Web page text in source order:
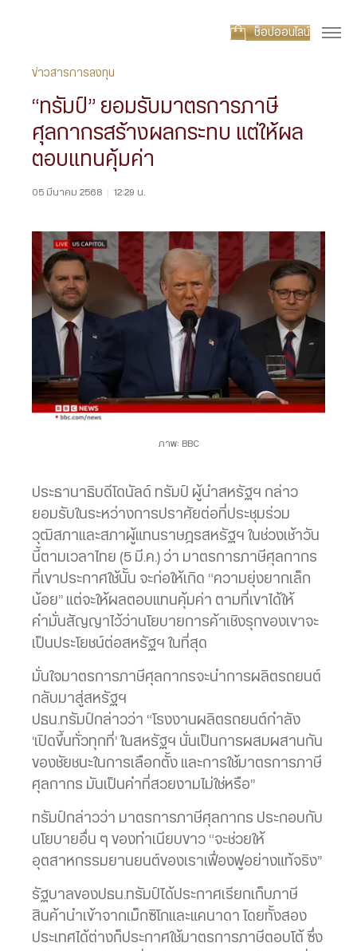
ช็อปออนไลน์
ข่าวสารการลงทุน
“ทรัมป์” ยอมรับมาตรการภาษี
ศุลกากรสร้างผลกระทบ แต่ให้ผล
ตอบแทนคุ้มค่า
05 มีนาคม 2568 | 12:29 น.
ภาพ: BBC
ประธานาธิบดีโดนัลด์ ทรัมป์ ผู้นำสหรัฐฯ กล่าว
ยอมรับในระหว่างการปราศัยต่อที่ประชุมร่วม
วุฒิสภาและสภาผู้แทนราษฎรสหรัฐฯ ในช่วงเช้าวัน
นี้ตามเวลาไทย (5 มี.ค.) ว่า มาตรการภาษีศุลกากร
ที่เขาประกาศใช้นั้น จะก่อให้เกิด “ความยุ่งยากเล็ก
น้อย” แต่จะให้ผลตอบแทนคุ้มค่า ตามที่เขาได้ให้
คำมั่นสัญญาไว้ว่านโยบายการค้าเชิงรุกของเขาจะ
เป็นประโยชน์ต่อสหรัฐฯ ในที่สุด
มั่นใจมาตรการภาษีศุลกากรจะนำการผลิตรถยนต์
กลับมาสู่สหรัฐฯ
ปธน.ทรัมป์กล่าวว่า “โรงงานผลิตรถยนต์กำลัง
‘เปิดขึ้นทั่วทุกที่’ ในสหรัฐฯ นั่นเป็นการผสมผสานกัน
ของชัยชนะในการเลือกตั้ง และการใช้มาตรการภาษี
ศุลกากร มันเป็นคำที่สวยงามไม่ใช่หรือ”
ทรัมป์กล่าวว่า มาตรการภาษีศุลกากร ประกอบกับ
นโยบายอื่น ๆ ของทำเนียบขาว “จะช่วยให้
อุตสาหกรรมยานยนต์ของเราเฟื่องฟูอย่างแท้จริง”
รัฐบาลของปธน.ทรัมป์ได้ประกาศเรียกเก็บภาษี
สินค้านำเข้าจากเม็กซิโกและแคนาดา โดยทั้งสอง
ประเทศได้ต่างก็ประกาศใช้มาตรการภาษีตอบโต้ ซึ่ง